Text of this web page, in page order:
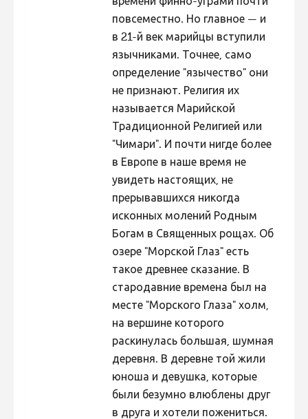
повсеместно. Но главное — и
в 21-й век марийцы вступили
язычниками. Точнее, само
определение "язычество" они
не признают. Религия их
называется Марийской
Традиционной Религией или
"Чимари". И почти нигде более
в Европе в наше время не
увидеть настоящих, не
прерывавшихся никогда
исконных молений Родным
Богам в Священных рощах. Об
озере "Морской Глаз" есть
такое древнее сказание. В
стародавние времена был на
месте "Морского Глаза" холм,
на вершине которого
раскинулась большая, шумная
деревня. В деревне той жили
юноша и девушка, которые
были безумно влюблены друг
в друга и хотели пожениться.